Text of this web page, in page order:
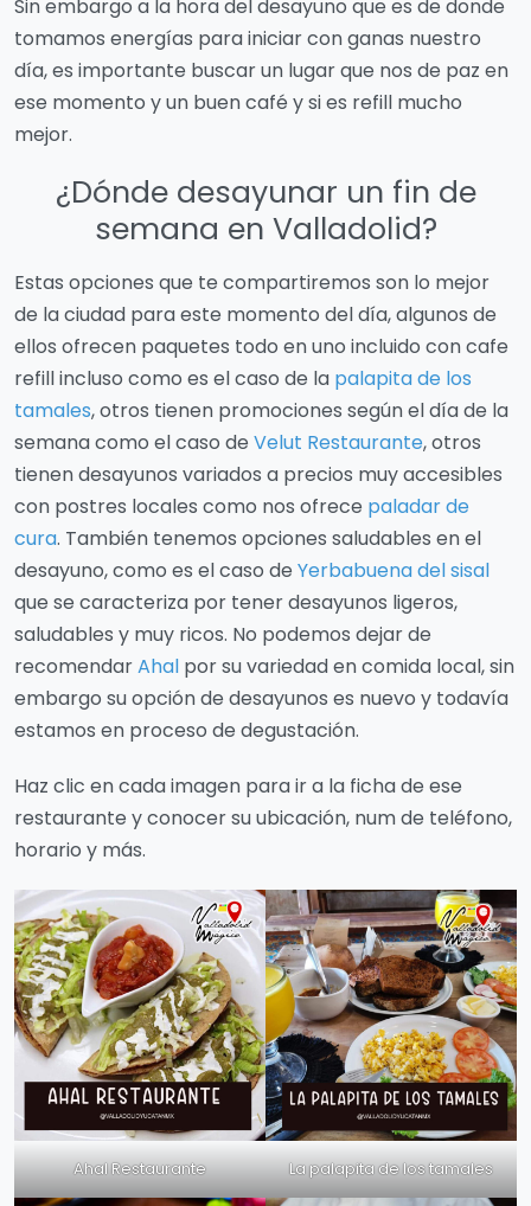
Sin embargo a la hora del desayuno que es de donde
tomamos energías para iniciar con ganas nuestro
día, es importante buscar un lugar que nos de paz en
ese momento y un buen café y si es refill mucho
mejor.
¿Dónde desayunar un fin de
semana en Valladolid?
Estas opciones que te compartiremos son lo mejor
de la ciudad para este momento del día, algunos de
ellos ofrecen paquetes todo en uno incluido con cafe
refill incluso como es el caso de la palapita de los
tamales, otros tienen promociones según el día de la
semana como el caso de Velut Restaurante, otros
tienen desayunos variados a precios muy accesibles
con postres locales como nos ofrece paladar de
cura. También tenemos opciones saludables en el
desayuno, como es el caso de Yerbabuena del sisal
que se caracteriza por tener desayunos ligeros,
saludables y muy ricos. No podemos dejar de
recomendarAhal por su variedad en comida local, sin
embargo su opción de desayunos es nuevo y todavía
estamos en proceso de degustación.
Haz clic en cada imagen para ir a la ficha de ese
restaurante y conocer su ubicación, num de teléfono,
horario y más.
Ahal Restaurante La palapita de los tamales